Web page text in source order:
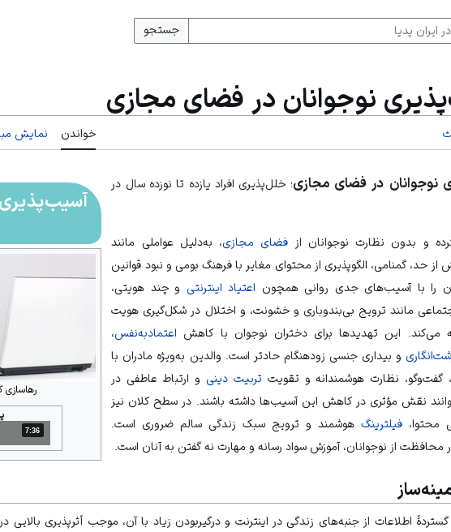
جستجو
نوجوانان در فضای مجازی
خواندن نمایش
رهاسازی
مدت: 7 دقیقه و 36 ثانیه
7:36
نوجوانان در فضای مجازی؛ خلل‌پذیری افراد یازده تا نوزده سال در
و بدون نظارت نوجوانان از فضای مجازی، به‌دلیل عواملی مانند
حد، گمنامی، الگوپذیری از محتوای مغایر با فرهنگ بومی و نبود قوانین
آنان را با آسیب‌های جدی روانی همچون اعتیاد اینترنتی و چند هویتی،
مانند ترویج بی‌بندوباری وخشونت، و اختلال در شکل‌گیری هویت
می‌کند. این تهدیدها برای دختران نوجوان با کاهش اعتمادبه‌نفس،
و بیداری جنسی زودهنگام حادتر است. والدین به‌ویژه مادران با
گفت‌وگو، نظارت هوشمندانه و تقویت تربیت دینی و ارتباط عاطفی در
نقش مؤثری در کاهش این آسیب‌ها داشته باشند. در سطح کلان نیز
محتوا، فیلترینگهوشمند و ترویج سبک زندگی سالم ضروری است.
محافظت از نوجوانان، آموزش سواد رسانه و مهارت نه گفتن به آنان است.
گستردهٔ اطلاعات از جنبه‌های زندگی در اینترنت و درگیربودن زیاد با آن، موجب أثرپذیری بالایی